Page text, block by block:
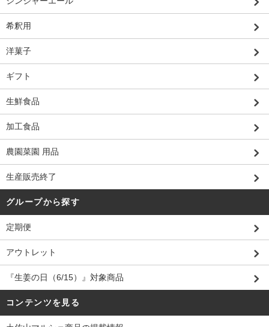
希釈用
洋菓子
ギフト
生鮮食品
加工食品
農園菜園 用品
生産販売終了
グループから探す
定期便
アウトレット
『生姜の日（6/15）』対象商品
コンテンツを見る